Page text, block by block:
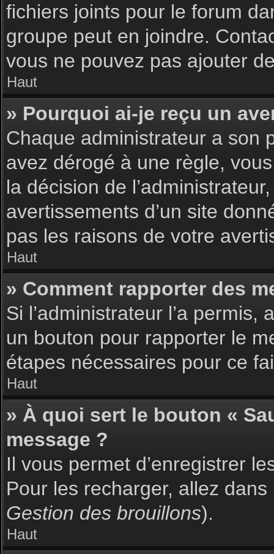
fichiers joints pour le forum
groupe peut en joindre.
vous ne pouvez pas ajouter
Haut
» Pourquoi ai-je reçu un
Chaque administrateur a son
avez dérogé à une règle,
la décision de
avertissements d’un site
pas les raisons de votre
Haut
» Comment rapporter des
Si l’administrateur l’a
un bouton pour rapporter le
étapes nécessaires pour ce
Haut
» À quoi sert le bouton «
message ?
Il vous permet d’enregistrer
Pour les recharger, allez
Gestion des brouillons).
Haut